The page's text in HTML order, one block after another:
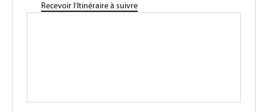
Recevoir l’Itinéraire à suivre